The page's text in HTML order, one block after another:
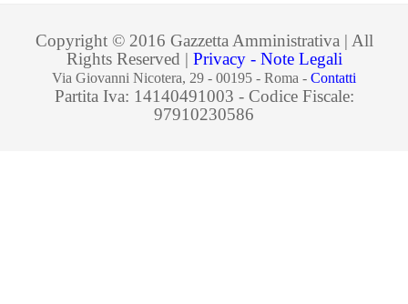
Copyright © 2016 Gazzetta Amministrativa | All
Rights Reserved | Privacy - Note Legali
Via Giovanni Nicotera, 29 - 00195 - Roma - Contatti
Partita Iva: 14140491003 - Codice Fiscale:
97910230586